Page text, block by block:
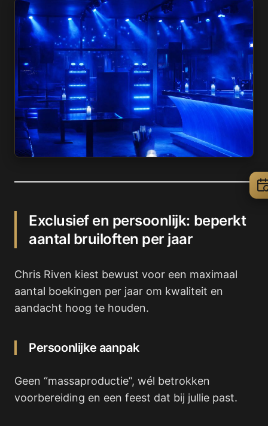
Exclusief en persoonlijk: beperkt
aantal bruiloften per jaar
Chris Riven kiest bewust voor een maximaal
aantal boekingen per jaar om kwaliteit en
aandacht hoog te houden.
Persoonlijke aanpak
Geen “massaproductie”, wél betrokken
voorbereiding en een feest dat bij jullie past.